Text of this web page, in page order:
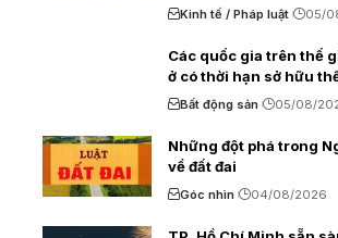
Kinh tế / Pháp luật 05/
Các quốc gia trên thế
ở có thời hạn sở hữu
Bất động sản 05/08/
Những đột phá trong
về đất đai
Góc nhìn 04/08/2026